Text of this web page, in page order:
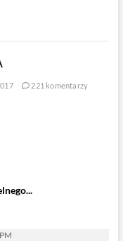
221 komentarzy